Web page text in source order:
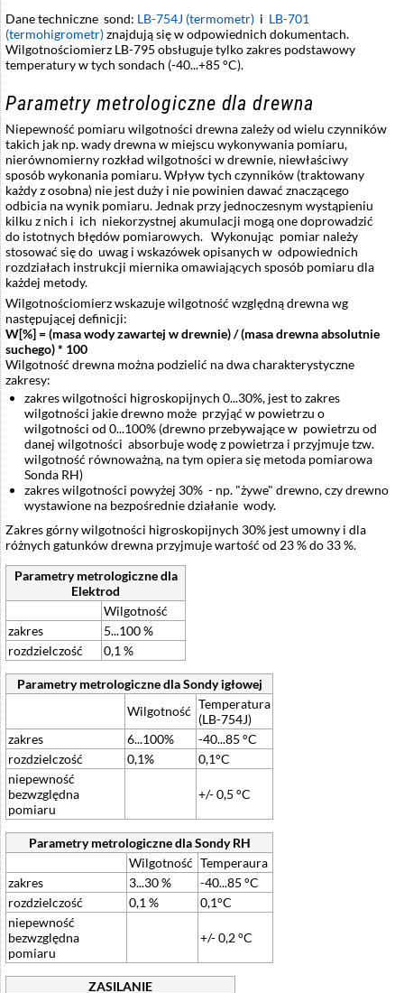
Dane techniczne sond: LB-754J (termometr) i LB-701
(termohigrometr)znajdują się w odpowiednich dokumentach.
Wilgotnościomierz LB-795 obsługuje tylko zakres podstawowy
temperatury w tych sondach (-40...+85 °C).
Parametry metrologiczne dla drewna
Niepewność pomiaru wilgotności drewna zależy od wielu czynników
takich jak np. wady drewna w miejscu wykonywania pomiaru,
nierównomierny rozkład wilgotności w drewnie, niewłaściwy
sposób wykonania pomiaru. Wpływ tych czynników (traktowany
każdy z osobna) nie jest duży i nie powinien dawać znaczącego
odbicia na wynik pomiaru. Jednak przy jednoczesnym wystąpieniu
kilku z nich i ich niekorzystnej akumulacji mogą one doprowadzić
do istotnych błędów pomiarowych. Wykonując pomiar należy
stosować się do uwag i wskazówek opisanych w odpowiednich
rozdziałach instrukcji miernika omawiających sposób pomiaru dla
każdej metody.
Wilgotnościomierz wskazuje wilgotność względną drewna wg
następującej definicji:
W[%] = (masa wody zawartej w drewnie) / (masa drewna absolutnie
suchego) * 100
Wilgotność drewna można podzielić na dwa charakterystyczne
zakresy:
zakres wilgotności higroskopijnych 0...30%, jest to zakres
wilgotności jakie drewno może przyjąć w powietrzu o
wilgotności od 0...100% (drewno przebywające w powietrzu od
danej wilgotności absorbuje wodę z powietrza i przyjmuje tzw.
wilgotność równoważną, na tym opiera się metoda pomiarowa
Sonda RH)
zakres wilgotności powyżej 30% - np. "żywe" drewno, czy drewno
wystawione na bezpośrednie działanie wody.
Zakres górny wilgotności higroskopijnych 30% jest umowny i dla
różnych gatunków drewna przyjmuje wartość od 23 % do 33 %.
Parametry metrologiczne dla
Elektrod
Wilgotność
zakres
5...100 %
rozdzielczość
0,1 %
Parametry metrologiczne dla Sondy igłowej
Wilgotność Temperatura
(LB-754J)
zakres
6...100%
-40...85 °C
rozdzielczość
0,1%
0,1°C
niepewność
bezwzględna
pomiaru
+/- 0,5 °C
Parametry metrologiczne dla Sondy RH
Wilgotność Temperaura
zakres
3...30 %
-40...85 °C
rozdzielczość
0,1 %
0,1°C
niepewność
bezwzględna
pomiaru
+/- 0,2 °C
ZASILANIE